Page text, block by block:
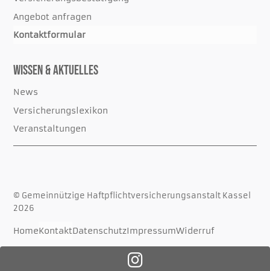
Angebot anfragen
Kontaktformular
Wissen & Aktuelles
News
Versicherungslexikon
Veranstaltungen
© Gemeinnützige Haftpflichtversicherungsanstalt Kassel
2026
HomeKontaktDatenschutzImpressumWiderruf